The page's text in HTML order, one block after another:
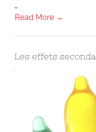
…
Read More →
Les effets